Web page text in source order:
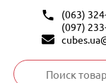
(063)
(097)
Искать: